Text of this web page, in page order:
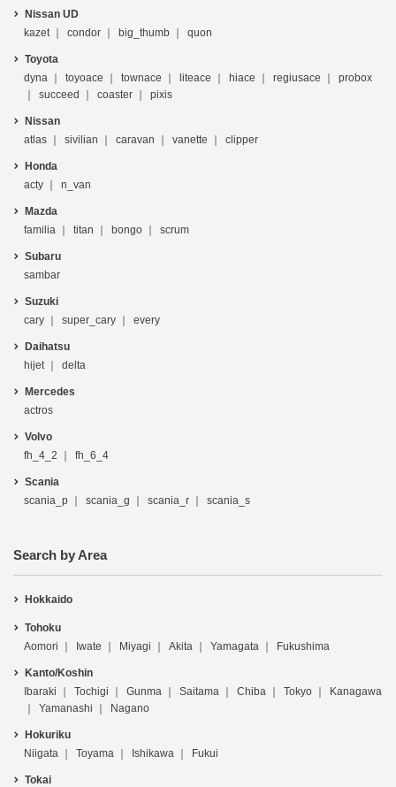
Nissan UD
kazet
condor big_thumb quon
Toyota
dyna
toyoace townace liteace hiace regiusace
probox
succeed
coaster pixis
Nissan
atlas
sivilian caravan vanette clipper
Honda
acty
n_van
Mazda
familia
titan bongo scrum
Subaru
sambar
Suzuki
cary
super_cary every
Daihatsu
hijet
delta
Mercedes
actros
Volvo
fh_4_2
fh_6_4
Scania
scania_p
scania_g scania_r scania_s
Search by Area
Hokkaido
Tohoku
Aomori
Iwate Miyagi Akita Yamagata Fukushima
Kanto/Koshin
Ibaraki
Tochigi Gunma Saitama Chiba Tokyo
Kanagawa
Yamanashi
Nagano
Hokuriku
Niigata
Toyama Ishikawa Fukui
Tokai